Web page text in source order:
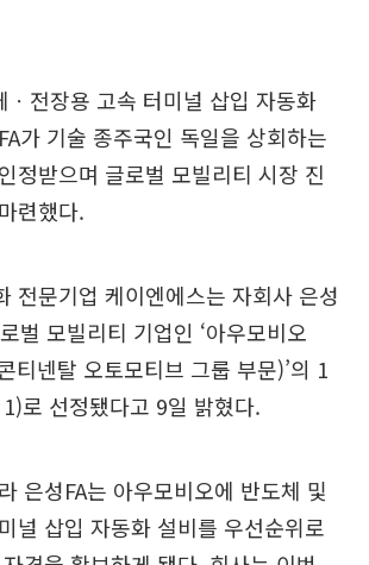
ㆍ전장용 고속 터미널 삽입 자동화
가 기술 종주국인 독일을 상회하는
정받으며 글로벌 모빌리티 시장 진
련했다.
전문기업 케이엔에스는 자회사 은성
벌 모빌리티 기업인 ‘아우모비오
티넨탈 오토모티브 그룹 부문)’의 1
로 선정됐다고 9일 밝혔다.
은성FA는 아우모비오에 반도체 및
널 삽입 자동화 설비를 우선순위로